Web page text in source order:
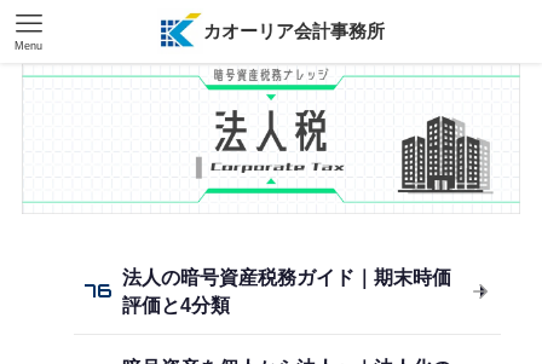
カオーリア会計事務所
Menu
76
法人の暗号資産税務ガイド｜期末時価
評価と4分類